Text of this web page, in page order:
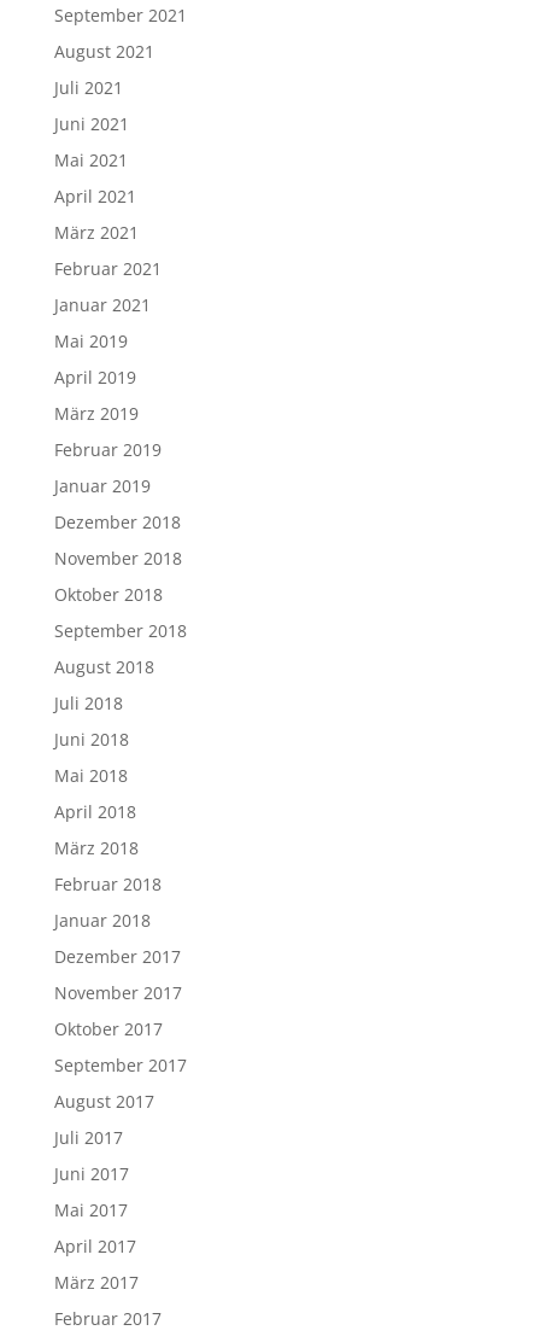
September 2021
August 2021
Juli 2021
Juni 2021
Mai 2021
April 2021
März 2021
Februar 2021
Januar 2021
Mai 2019
April 2019
März 2019
Februar 2019
Januar 2019
Dezember 2018
November 2018
Oktober 2018
September 2018
August 2018
Juli 2018
Juni 2018
Mai 2018
April 2018
März 2018
Februar 2018
Januar 2018
Dezember 2017
November 2017
Oktober 2017
September 2017
August 2017
Juli 2017
Juni 2017
Mai 2017
April 2017
März 2017
Februar 2017